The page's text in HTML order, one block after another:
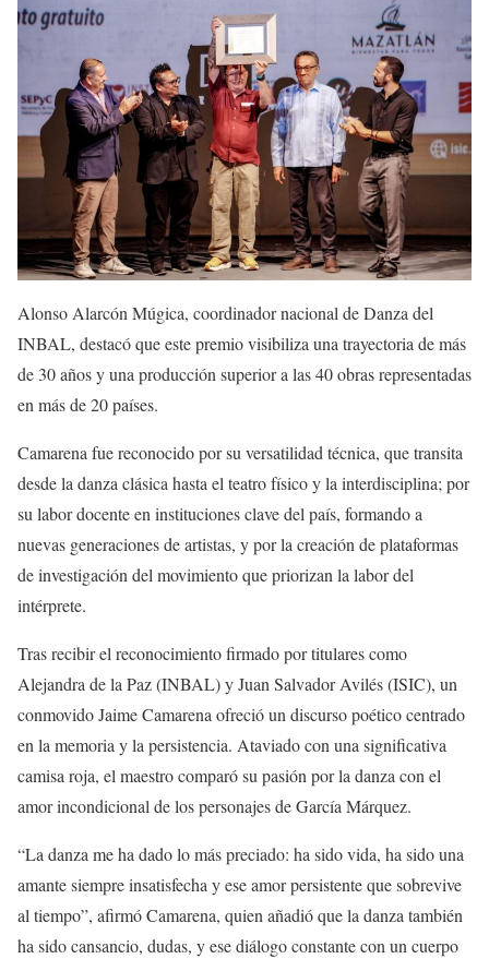
Alonso Alarcón Múgica, coordinador nacional de Danza del
INBAL, destacó que este premio visibiliza una trayectoria de más
de 30 años y una producción superior a las 40 obras representadas
en más de 20 países.
Camarena fue reconocido por su versatilidad técnica, que transita
desde la danza clásica hasta el teatro físico y la interdisciplina; por
su labor docente en instituciones clave del país, formando a
nuevas generaciones de artistas, y por la creación de plataformas
de investigación del movimiento que priorizan la labor del
intérprete.
Tras recibir el reconocimiento firmado por titulares como
Alejandra de la Paz (INBAL) y Juan Salvador Avilés (ISIC), un
conmovido Jaime Camarena ofreció un discurso poético centrado
en la memoria y la persistencia. Ataviado con una significativa
camisa roja, el maestro comparó su pasión por la danza con el
amor incondicional de los personajes de García Márquez.
“La danza me ha dado lo más preciado: ha sido vida, ha sido una
amante siempre insatisfecha y ese amor persistente que sobrevive
al tiempo”, afirmó Camarena, quien añadió que la danza también
ha sido cansancio, dudas, y ese diálogo constante con un cuerpo